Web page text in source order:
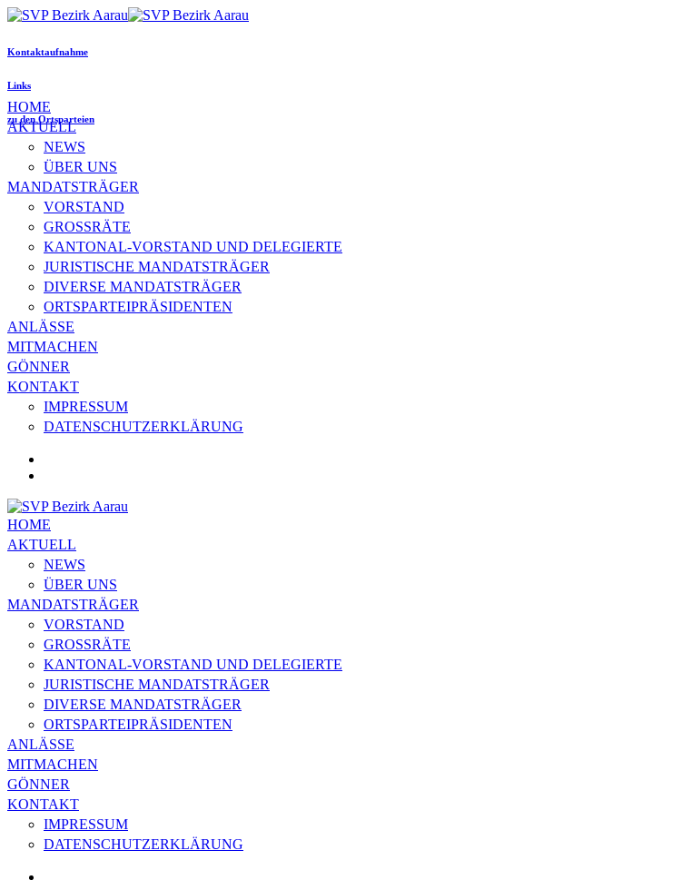
Kontaktaufnahme
Links
zu den Ortsparteien
HOME
AKTUELL
NEWS
ÜBER UNS
MANDATSTRÄGER
VORSTAND
GROSSRÄTE
KANTONAL-VORSTAND UND DELEGIERTE
JURISTISCHE MANDATSTRÄGER
DIVERSE MANDATSTRÄGER
ORTSPARTEIPRÄSIDENTEN
ANLÄSSE
MITMACHEN
GÖNNER
KONTAKT
IMPRESSUM
DATENSCHUTZERKLÄRUNG
HOME
AKTUELL
NEWS
ÜBER UNS
MANDATSTRÄGER
VORSTAND
GROSSRÄTE
KANTONAL-VORSTAND UND DELEGIERTE
JURISTISCHE MANDATSTRÄGER
DIVERSE MANDATSTRÄGER
ORTSPARTEIPRÄSIDENTEN
ANLÄSSE
MITMACHEN
GÖNNER
KONTAKT
IMPRESSUM
DATENSCHUTZERKLÄRUNG